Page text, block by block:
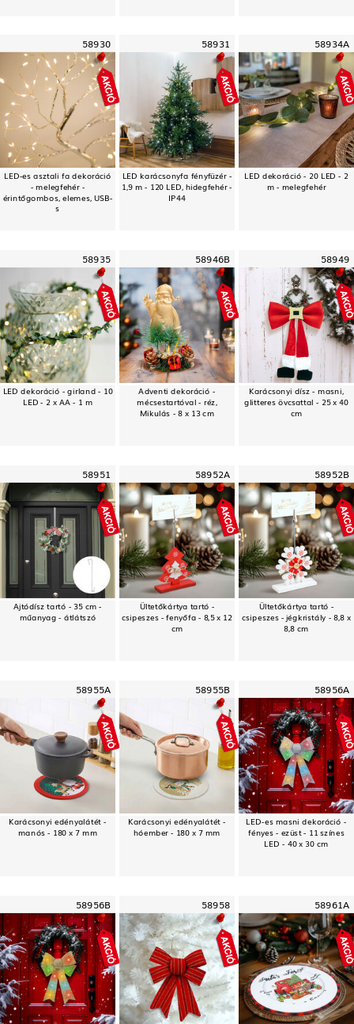
58930
LED-es asztali fa dekoráció
- melegfehér -
érintőgombos, elemes, USB-
s
58931
LED karácsonyfa fényfüzér -
1,9 m - 120 LED, hidegfehér -
IP44
58934A
LED dekoráció - 20 LED - 2
m - melegfehér
58935
LED dekoráció - girland - 10
LED - 2 x AA - 1 m
58946B
Adventi dekoráció -
mécsestartóval - réz,
Mikulás - 8 x 13 cm
58949
Karácsonyi dísz - masni,
glitteres övcsattal - 25 x 40
cm
58951
Ajtódísz tartó - 35 cm -
műanyag - átlátszó
58952A
Ültetőkártya tartó -
csipeszes - fenyőfa - 8,5 x 12
cm
58952B
Ültetőkártya tartó -
csipeszes - jégkristály - 8,8 x
8,8 cm
58955A
Karácsonyi edényalátét -
manós - 180 x 7 mm
58955B
Karácsonyi edényalátét -
hóember - 180 x 7 mm
58956A
LED-es masni dekoráció -
fényes - ezüst - 11 színes
LED - 40 x 30 cm
58956B 58958 58961A